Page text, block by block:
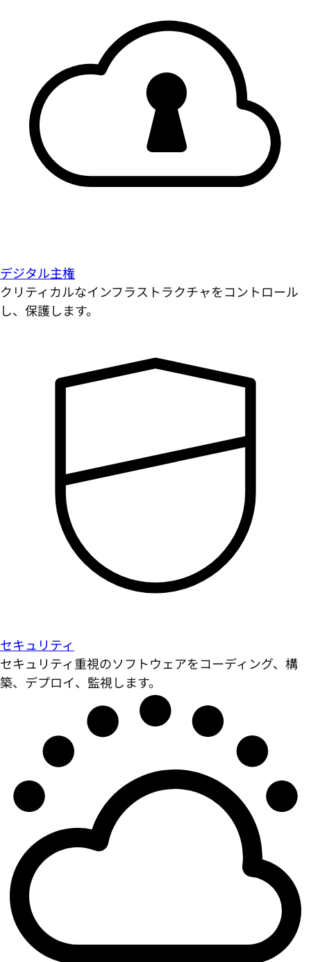
デジタル主権
クリティカルなインフラストラクチャをコントロール
し、保護します。
セキュリティ
セキュリティ重視のソフトウェアをコーディング、構
築、デプロイ、監視します。